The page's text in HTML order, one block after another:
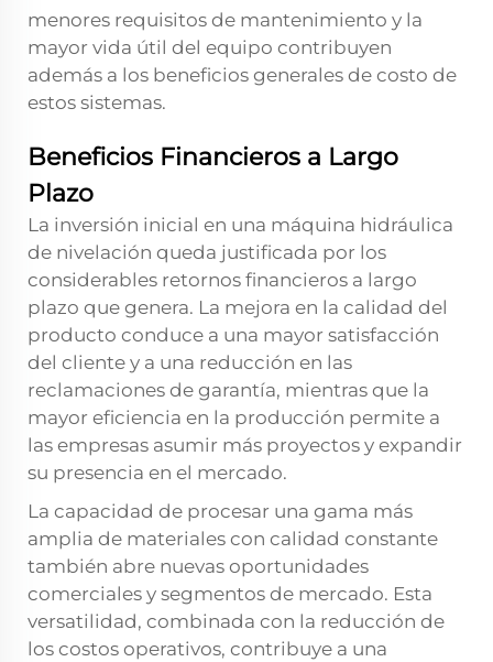
menores requisitos de mantenimiento y la
mayor vida útil del equipo contribuyen
además a los beneficios generales de costo de
estos sistemas.
Beneficios Financieros a Largo
Plazo
La inversión inicial en una máquina hidráulica
de nivelación queda justificada por los
considerables retornos financieros a largo
plazo que genera. La mejora en la calidad del
producto conduce a una mayor satisfacción
del cliente y a una reducción en las
reclamaciones de garantía, mientras que la
mayor eficiencia en la producción permite a
las empresas asumir más proyectos y expandir
su presencia en el mercado.
La capacidad de procesar una gama más
amplia de materiales con calidad constante
también abre nuevas oportunidades
comerciales y segmentos de mercado. Esta
versatilidad, combinada con la reducción de
los costos operativos, contribuye a una